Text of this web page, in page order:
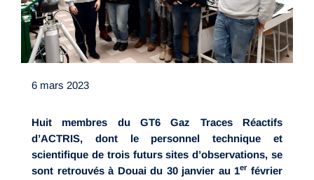
6 mars 2023
Huit membres du GT6 Gaz Traces Réactifs
d’ACTRIS, dont le personnel technique et
scientifique de trois futurs sites d’observations, se
sont retrouvés à Douai du 30 janvier au 1erfévrier